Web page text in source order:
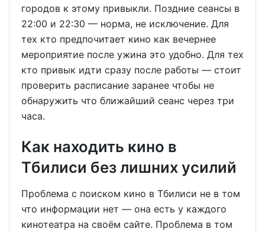
городов к этому привыкли. Поздние сеансы в
22:00 и 22:30 — норма, не исключение. Для
тех кто предпочитает кино как вечернее
мероприятие после ужина это удобно. Для тех
кто привык идти сразу после работы — стоит
проверить расписание заранее чтобы не
обнаружить что ближайший сеанс через три
часа.
Как находить кино в
Тбилиси без лишних усилий
Проблема с поиском кино в Тбилиси не в том
что информации нет — она есть у каждого
кинотеатра на своём сайте. Проблема в том